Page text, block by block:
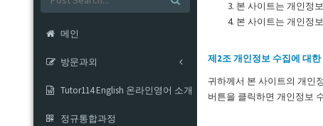
메인
방문과외
Tutor114 English 온라인영어 소개
정규통합과정
본 사이트는 개인정
본 사이트는 개인정
제2조 개인정보 수집에 대한
귀하께서 본 사이트의 개인
버튼을 클릭하면 개인정보